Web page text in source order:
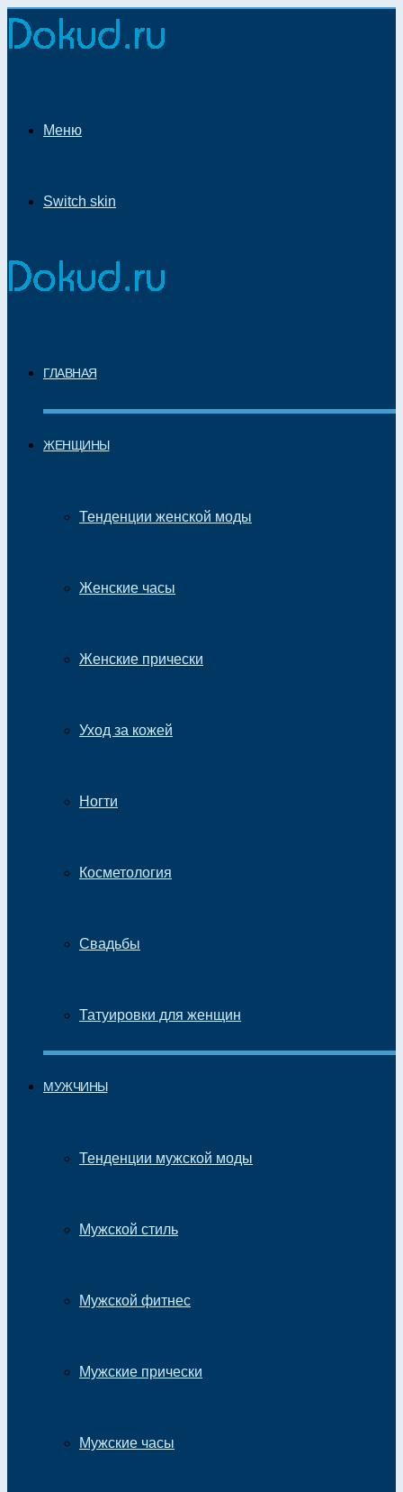
Меню
Switch skin
ГЛАВНАЯ
ЖЕНЩИНЫ
Тенденции женской моды
Женские часы
Женские прически
Уход за кожей
Ногти
Косметология
Свадьбы
Татуировки для женщин
МУЖЧИНЫ
Тенденции мужской моды
Мужской стиль
Мужской фитнес
Мужские прически
Мужские часы